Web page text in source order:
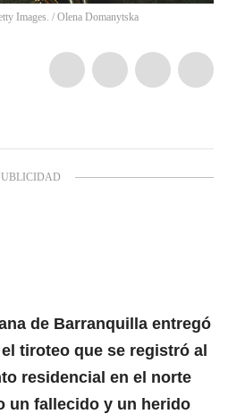
Images. / Olena Domanytska
de Barranquilla entregó
tiroteo que se registró al
residencial en el norte
un fallecido y un herido